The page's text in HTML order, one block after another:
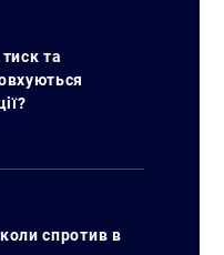
та
спротив в